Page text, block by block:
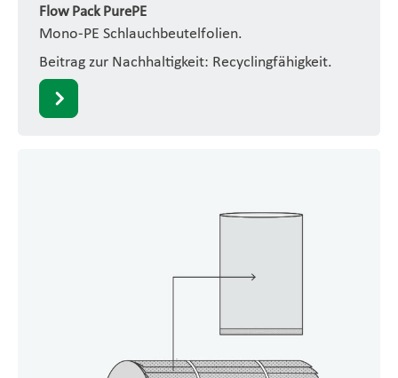
Flow Pack PurePE
Mono-PE Schlauchbeutelfolien.
Beitrag zur Nachhaltigkeit: Recyclingfähigkeit.